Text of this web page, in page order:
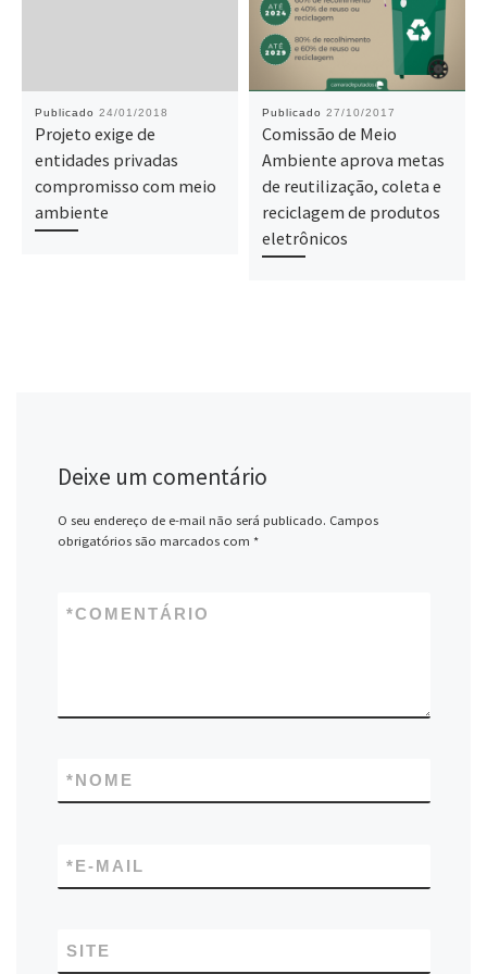
Publicado 24/01/2018
Projeto exige de
entidades privadas
compromisso com meio
ambiente
Publicado 27/10/2017
Comissão de Meio
Ambiente aprova metas
de reutilização, coleta e
reciclagem de produtos
eletrônicos
Deixe um comentário
O seu endereço de e-mail não será publicado. Campos
obrigatórios são marcados com *
COMENTÁRIO
*
NOME
*
E-MAIL
*
SITE